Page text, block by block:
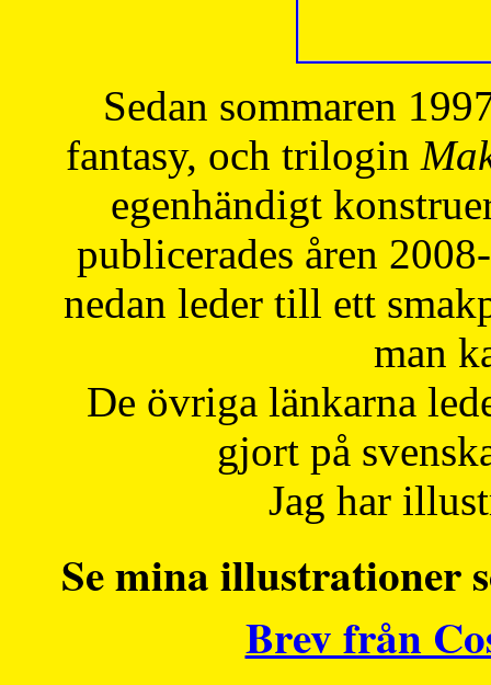
Sedan sommaren
fantasy, och trilogin
egenhändigt
publicerades åren
nedan leder till ett
man
De övriga länkarna
gjort på
Jag har
Se mina illustrationer
Brev från